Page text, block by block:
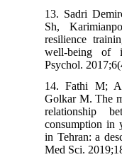
13. Sadri
Sh,
resilience
well-being of
Psychol.
14. Fathi M;
Golkar M. The
relationship
consumption
in Tehran: a
Med Sci.